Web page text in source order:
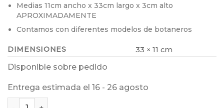
Medias 11cm ancho x 33cm largo x 3cm alto
APROXIMADAMENTE
Contamos con diferentes modelos de botaneros
DIMENSIONES 33 × 11 cm
Disponible sobre pedido
Entrega estimada el 16 - 26 agosto
Botanero Chicharo cantidad